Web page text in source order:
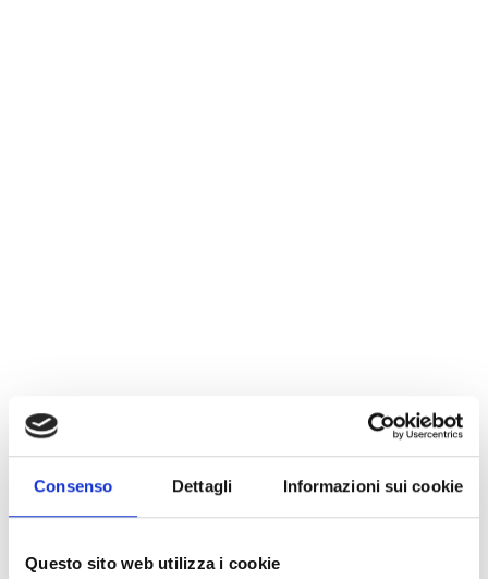
Consenso Dettagli Informazioni sui cookie
Questo sito web utilizza i cookie